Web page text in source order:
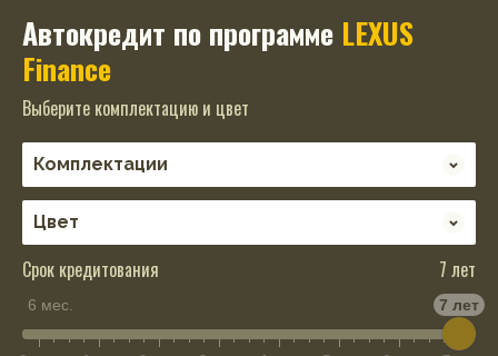
Автокредит по программе LEXUS
Finance
Выберите комплектацию и цвет
Срок кредитования 7 лет
6 мес. 7 лет